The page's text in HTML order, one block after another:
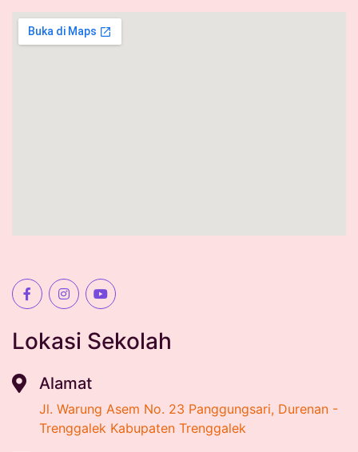
Lokasi Sekolah
Alamat
Jl. Warung Asem No. 23 Panggungsari, Durenan -
Trenggalek Kabupaten Trenggalek